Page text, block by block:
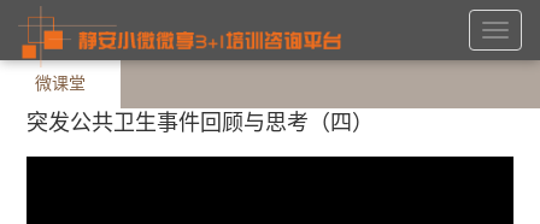
微课堂
突发公共卫生事件回顾与思考（四）